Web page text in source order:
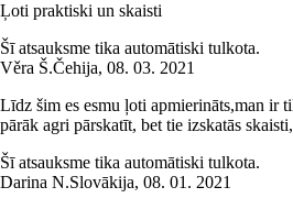
Ļoti praktiski un skaisti
Šī atsauksme tika automātiski tulkota.
Věra Š.Čehija, 08. 03. 2021
Līdz šim es esmu ļoti apmierināts,man ir
pārāk agri pārskatīt, bet tie izskatās
Šī atsauksme tika automātiski tulkota.
Darina N.Slovākija, 08. 01. 2021